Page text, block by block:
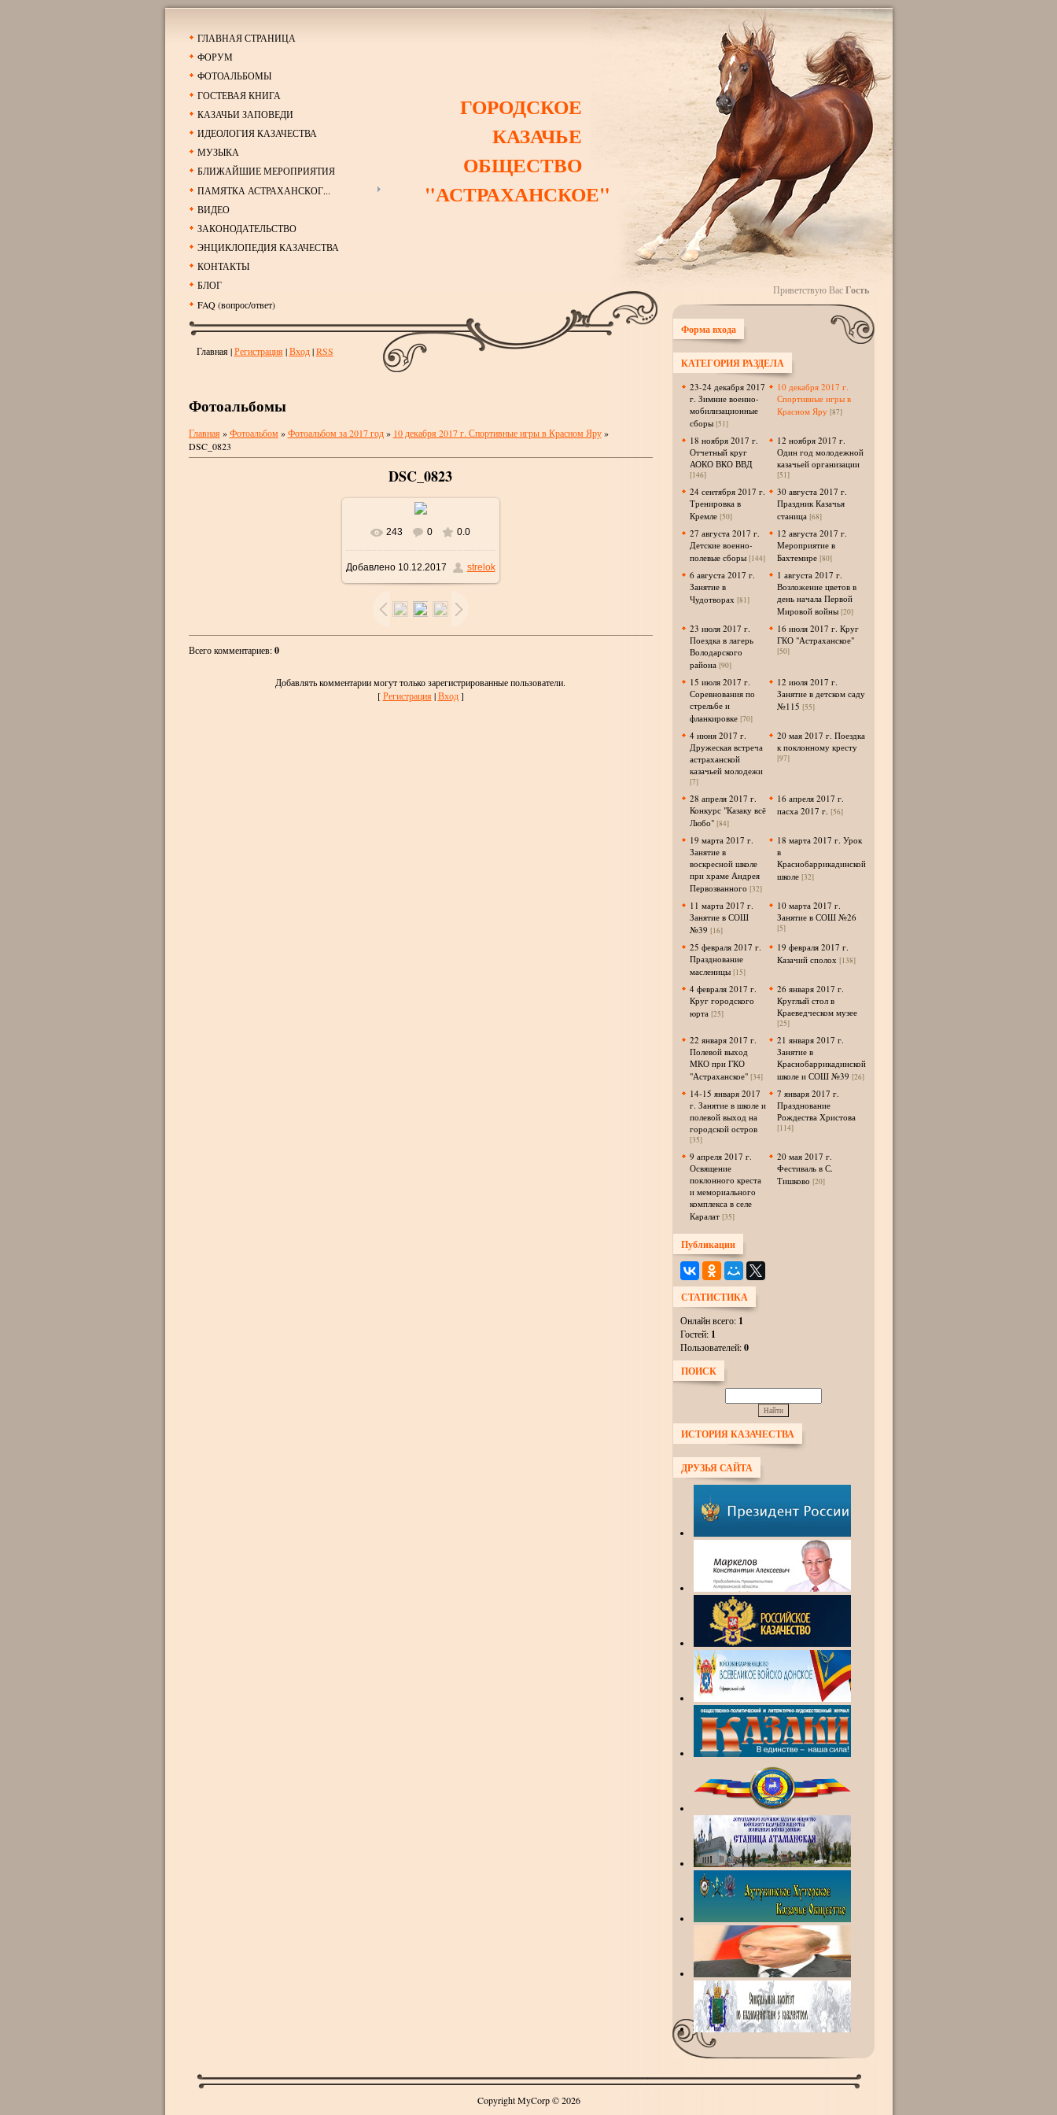
ГЛАВНАЯ СТРАНИЦА
ФОРУМ
ФОТОАЛЬБОМЫ
ГОСТЕВАЯ КНИГА
КАЗАЧЬИ ЗАПОВЕДИ
ИДЕОЛОГИЯ КАЗАЧЕСТВА
МУЗЫКА
БЛИЖАЙШИЕ МЕРОПРИЯТИЯ
ПАМЯТКА АСТРАХАНСКОГ...
ВИДЕО
ЗАКОНОДАТЕЛЬСТВО
ЭНЦИКЛОПЕДИЯ КАЗАЧЕСТВА
КОНТАКТЫ
БЛОГ
FAQ (вопрос/ответ)
ГОРОДСКОЕ
КАЗАЧЬЕ
ОБЩЕСТВО
"АСТРАХАНСКОЕ"
Главная|Регистрация |Вход|RSS
Фотоальбомы
Главная »Фотоальбом»Фотоальбом за 2017 год» 10 декабря 2017 г. Спортивные игры в Красном Яру»
DSC_0823
DSC_0823
В реальном размере
1024x685/ 396.4Kb
243 0 0.0
Добавлено10.12.2017 strelok
Всего комментариев:0
Добавлять комментарии могут только зарегистрированные пользователи.
[Регистрация |Вход]
Приветствую Вас Гость
Форма входа
КАТЕГОРИЯ РАЗДЕЛА
23-24 декабря 2017
г. Зимние военно-
мобилизационные
сборы [51]
10 декабря 2017 г.
Спортивные игры в
Красном Яру [87]
18 ноября 2017 г.
Отчетный круг
АОКО ВКО ВВД
[146]
12 ноября 2017 г.
Один год молодежной
казачьей организации
[51]
24 сентября 2017 г.
Тренировка в
Кремле [50]
30 августа 2017 г.
Праздник Казачья
станица [68]
27 августа 2017 г.
Детские военно-
полевые сборы [144]
12 августа 2017 г.
Мероприятие в
Бахтемире [80]
6 августа 2017 г.
Занятие в
Чудотворах [81]
1 августа 2017 г.
Возложение цветов в
день начала Первой
Мировой войны [20]
23 июля 2017 г.
Поездка в лагерь
Володарского
района [90]
16 июля 2017 г. Круг
ГКО "Астраханское"
[50]
15 июля 2017 г.
Соревнования по
стрельбе и
фланкировке [70]
12 июля 2017 г.
Занятие в детском саду
№115 [55]
4 июня 2017 г.
Дружеская встреча
астраханской
казачьей молодежи
[7]
20 мая 2017 г. Поездка
к поклонному кресту
[97]
28 апреля 2017 г.
Конкурс "Казаку всё
Любо" [84]
16 апреля 2017 г.
пасха 2017 г. [56]
19 марта 2017 г.
Занятие в
воскресной школе
при храме Андрея
Первозванного [32]
18 марта 2017 г. Урок
в
Краснобаррикадинской
школе [32]
11 марта 2017 г.
Занятие в СОШ
№39 [16]
10 марта 2017 г.
Занятие в СОШ №26
[5]
25 февраля 2017 г.
Празднование
масленицы [15]
19 февраля 2017 г.
Казачий сполох [138]
4 февраля 2017 г.
Круг городского
юрта [25]
26 января 2017 г.
Круглый стол в
Краеведческом музее
[25]
22 января 2017 г.
Полевой выход
МКО при ГКО
"Астраханское" [34]
21 января 2017 г.
Занятие в
Краснобаррикадинской
школе и СОШ №39 [26]
14-15 января 2017
г. Занятие в школе и
полевой выход на
городской остров
[35]
7 января 2017 г.
Празднование
Рождества Христова
[114]
9 апреля 2017 г.
Освящение
поклонного креста
и мемориального
комплекса в селе
Каралат [35]
20 мая 2017 г.
Фестиваль в С.
Тишково [20]
Публикации
СТАТИСТИКА
Онлайн всего: 1
Гостей: 1
Пользователей:0
ПОИСК
ИСТОРИЯ КАЗАЧЕСТВА
ДРУЗЬЯ САЙТА
Copyright MyCorp © 2026